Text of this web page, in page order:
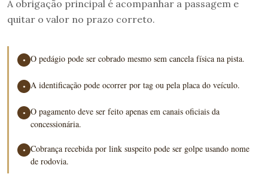
A obrigação principal é acompanhar a passagem e
quitar o valor no prazo correto.
● O pedágio pode ser cobrado mesmo sem cancela física na pista.
● A identificação pode ocorrer por tag ou pela placa do veículo.
●
O pagamento deve ser feito apenas em canais oficiais da
concessionária.
●
Cobrança recebida por link suspeito pode ser golpe usando nome
de rodovia.